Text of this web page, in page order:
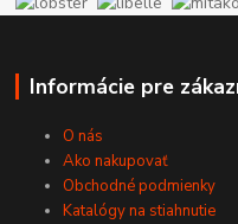
Informácie pre
O nás
Ako nakupovať
Obchodné podmienky
Katalógy na stiahnutie